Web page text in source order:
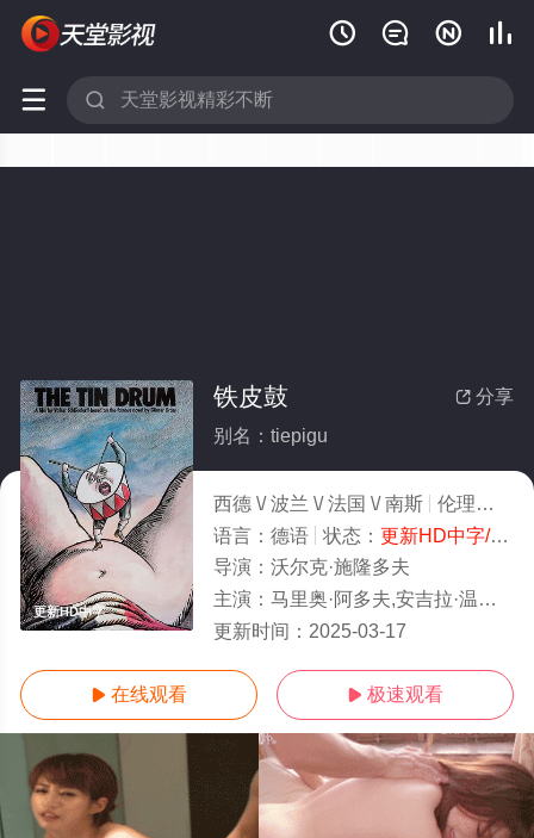
   
 
更新HD中字
 分享
铁皮鼓
别名：tiepigu
西德 \/ 波兰 \/ 法国 \/ 南斯 伦理
1979
语言： 德语 状态： 更新HD中字/高清
导演： 沃尔克·施隆多夫
主演： 马里奥·阿多夫,安吉拉·温科勒,大卫·本奈特,卡特琳娜·塔巴赫,达尼尔·奥勒布里斯基,蒂娜·恩
更新时间： 2025-03-17
 在线观看  极速观看